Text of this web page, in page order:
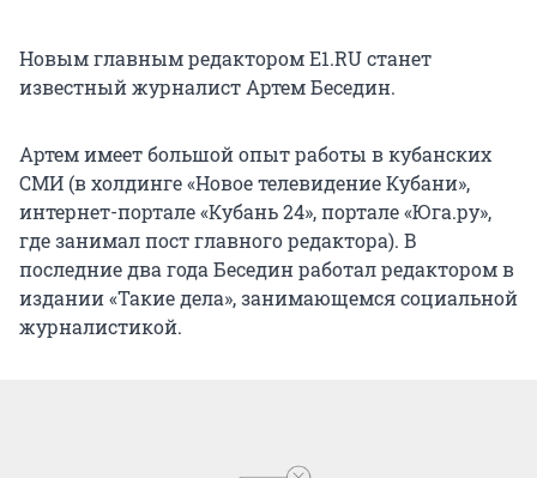
Новым главным редактором Е1.RU станет
известный журналист Артем Беседин.
Артем имеет большой опыт работы в кубанских
СМИ (в холдинге «Новое телевидение Кубани»,
интернет-портале «Кубань 24», портале «Юга.ру»,
где занимал пост главного редактора). В
последние два года Беседин работал редактором в
издании «Такие дела», занимающемся социальной
журналистикой.